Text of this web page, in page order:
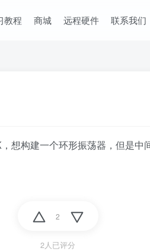
教程 商城 远程硬件 联系我们
想构建一个环形振荡器，但是中
2
2人已评分